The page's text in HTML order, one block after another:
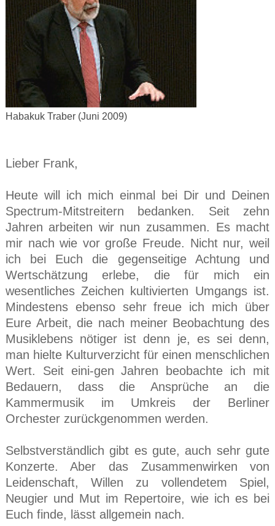
Habakuk Traber (Juni 2009)
Lieber Frank,
Heute will ich mich einmal bei Dir und Deinen
Spectrum-Mitstreitern bedanken. Seit zehn
Jahren arbeiten wir nun zusammen. Es macht
mir nach wie vor große Freude. Nicht nur, weil
ich bei Euch die gegenseitige Achtung und
Wertschätzung erlebe, die für mich ein
wesentliches Zeichen kultivierten Umgangs ist.
Mindestens ebenso sehr freue ich mich über
Eure Arbeit, die nach meiner Beobachtung des
Musiklebens nötiger ist denn je, es sei denn,
man hielte Kulturverzicht für einen menschlichen
Wert. Seit eini-gen Jahren beobachte ich mit
Bedauern, dass die Ansprüche an die
Kammermusik im Umkreis der Berliner
Orchester zurückgenommen werden.
Selbstverständlich gibt es gute, auch sehr gute
Konzerte. Aber das Zusammenwirken von
Leidenschaft, Willen zu vollendetem Spiel,
Neugier und Mut im Repertoire, wie ich es bei
Euch finde, lässt allgemein nach.